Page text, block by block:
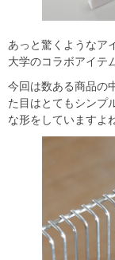
あっと驚くようなア
大学のコラボアイテ
今回は数ある商品の
た目はとてもシンプ
な形をしていますよ